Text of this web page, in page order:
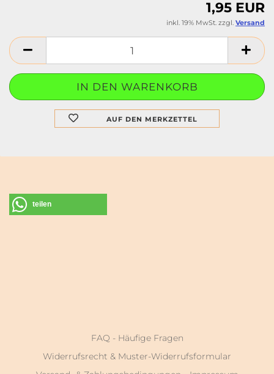
1,95 EUR
inkl. 19% MwSt. zzgl. Versand
AUF DEN MERKZETTEL
teilen
FAQ - Häufige Fragen
Widerrufsrecht & Muster-Widerrufsformular